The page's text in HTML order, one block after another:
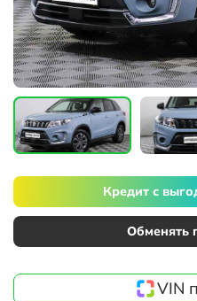
Кредит с
Обменять
VIN